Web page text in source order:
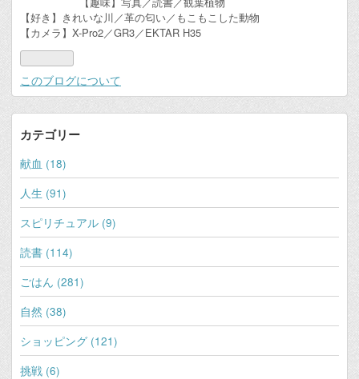
【好き】きれいな川／革の匂い／もこもこした動物
【カメラ】X-Pro2／GR3／EKTAR H35
このブログについて
カテゴリー
献血 (18)
人生 (91)
スピリチュアル (9)
読書 (114)
ごはん (281)
自然 (38)
ショッピング (121)
挑戦 (6)